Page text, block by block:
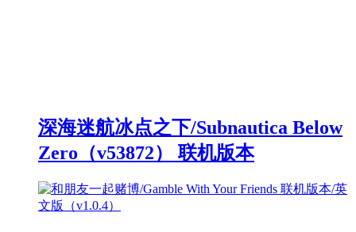
深海迷航冰点之下/Subnautica Below
Zero（v53872） 联机版本